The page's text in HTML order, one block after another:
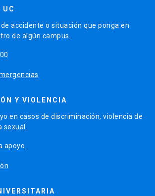
UC
accidente o situación que ponga en
de algún campus.
Y VIOLENCIA
en casos de discriminación, violencia de
sexual.
apoyo